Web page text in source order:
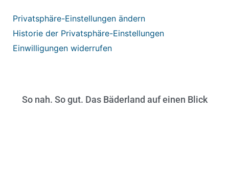
Privatsphäre-Einstellungen ändern
Historie der Privatsphäre-Einstellungen
Einwilligungen widerrufen
So nah. So gut. Das Bäderland auf einen Blick